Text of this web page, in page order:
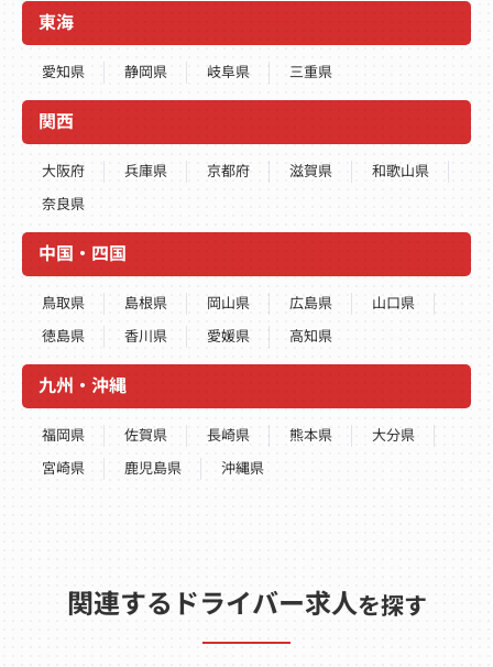
東海
愛知県 静岡県 岐阜県 三重県
関西
大阪府 兵庫県 京都府 滋賀県
和歌山県
奈良県
中国・四国
鳥取県 島根県 岡山県 広島県
山口県
徳島県
香川県 愛媛県 高知県
九州・沖縄
福岡県 佐賀県 長崎県 熊本県
大分県
宮崎県
鹿児島県 沖縄県
関連するドライバー求人を探す